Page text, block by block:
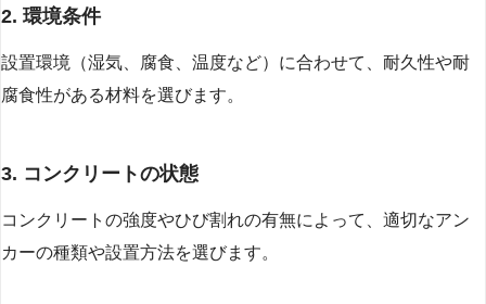
2. 環境条件
設置環境（湿気、腐食、温度など）に合わせて、耐久性や耐
腐食性がある材料を選びます。
3. コンクリートの状態
コンクリートの強度やひび割れの有無によって、適切なアン
カーの種類や設置方法を選びます。